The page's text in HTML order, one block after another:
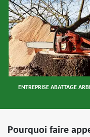
ENTREPRISE ABATTAGE
Pourquoi faire